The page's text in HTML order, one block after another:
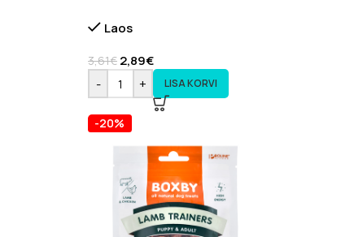
Laos
3,61€ 2,89€
-
+ LISA KORVI
-20%